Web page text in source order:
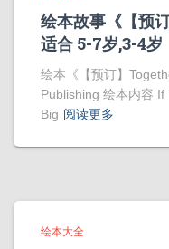
绘本故事《【预
适合 5-7岁,3-4岁
绘本《【预订】
Publishing 绘本内容
Big 阅读更多
绘本大全